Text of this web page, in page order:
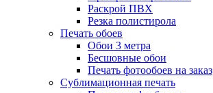
Раскрой ПВХ
Резка полистирола
Печать обоев
Обои 3 метра
Бесшовные обои
Печать фотообоев на заказ
Сублимационная печать